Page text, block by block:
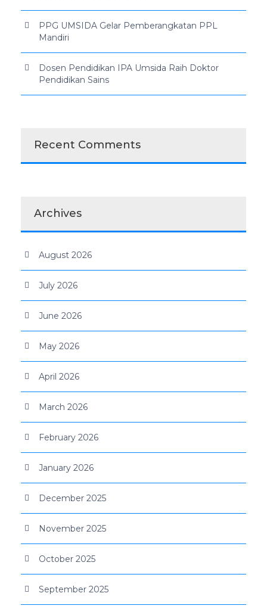
PPG UMSIDA Gelar Pemberangkatan PPL
Mandiri
Dosen Pendidikan IPA Umsida Raih Doktor
Pendidikan Sains
Recent Comments
Archives
August 2026
July 2026
June 2026
May 2026
April 2026
March 2026
February 2026
January 2026
December 2025
November 2025
October 2025
September 2025